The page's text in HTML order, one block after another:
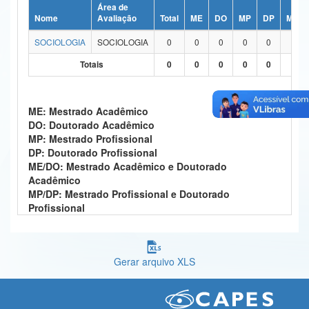
Ministério da Ciência, Tecnologia, Inovações e Comunicações
Ministério do Meio Ambiente
Controladoria-Geral da União
Ministério da Mulher, da Família e dos Direitos Humanos
Secretaria-Geral
Secretaria de Governo
Nome
Área de
Avaliação
Total ME DO MP DP
ME/
SOCIOLOGIA
SOCIOLOGIA 0 0 0 0 0
Totais
0 0 0 0 0
ME: Mestrado Acadêmico
DO: Doutorado Acadêmico
MP: Mestrado Profissional
DP: Doutorado Profissional
ME/DO: Mestrado Acadêmico e Doutorado
Acadêmico
MP/DP: Mestrado Profissional e Doutorado
Profissional
Gerar arquivo XLS